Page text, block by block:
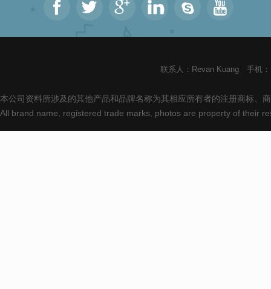
联系人：Revan Kuang 手机
本公司资料所涉及的其他产品和品牌名称为其相应所有者的注册商标、
All brand name, registered trade marks, photos are property of their